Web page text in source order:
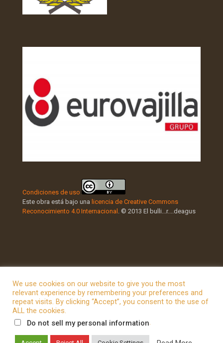
Condiciones de uso
Este obra está bajo una licencia de Creative Commons
Reconocimiento 4.0 Internacional . © 2013 El bulli...r....deagus
© 2026 Betheme by Muffin group
We use cookies on our website to give you the most
relevant experience by remembering your preferences and
repeat visits. By clicking “Accept”, you consent to the use of
ALL the cookies.
Do not sell my personal information.